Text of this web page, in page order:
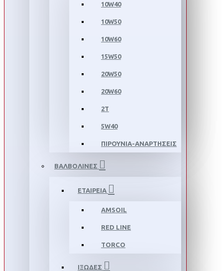
10W40
10W50
10W60
15W50
20W50
20W60
2T
5W40
ΠΙΡΟΥΝΙΑ-ΑΝΑΡΤΗΣΕΙΣ
ΒΑΛΒΟΛΙΝΕΣ
ΕΤΑΙΡΕΙΑ
AMSOIL
RED LINE
TORCO
ΙΞΩΔΕΣ